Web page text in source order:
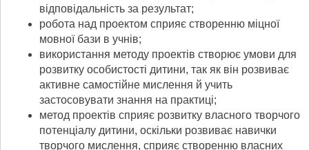
відповідальність за резуль­тат;
робота над проектом сприяє створенню міцної
мовної бази в учнів;
використання методу проектів створює умови для
розвитку особистості дитини, так як він розвиває
активне самостійне мислення й учить
застосовувати знання на практиці;
метод проектів сприяє розвитку власно­го творчого
потенціалу дитини, оскіль­ки розвиває навички
творчого мислен­ня, сприяє створенню власних